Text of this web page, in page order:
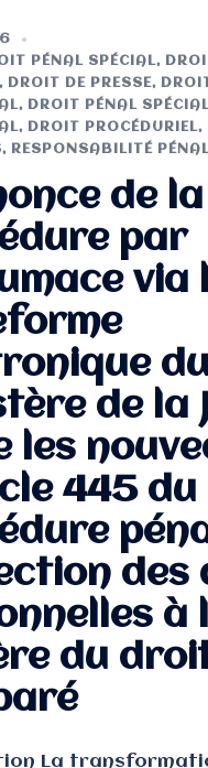
PÉNAL SPÉCIAL,
, DROIT DE PRESSE,
, DROIT PÉNAL
, DROIT PROCÉDURIEL,
, RESPONSABILITÉ
de la
par
via
du
de la
les
445 du
des
à
du
La